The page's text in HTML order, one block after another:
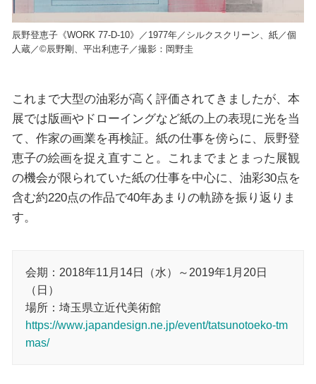
辰野登恵子《WORK 77-D-10》／1977年／シルクスクリーン、紙／個
人蔵／©辰野剛、平出利恵子／撮影：岡野圭
これまで大型の油彩が高く評価されてきましたが、本
展では版画やドローイングなど紙の上の表現に光を当
て、作家の画業を再検証。紙の仕事を傍らに、辰野登
恵子の絵画を捉え直すこと。これまでまとまった展観
の機会が限られていた紙の仕事を中心に、油彩30点を
含む約220点の作品で40年あまりの軌跡を振り返りま
す。
会期：2018年11月14日（水）～2019年1月20日
（日）
場所：埼玉県立近代美術館
https://www.japandesign.ne.jp/event/tatsunotoeko-tm
mas/